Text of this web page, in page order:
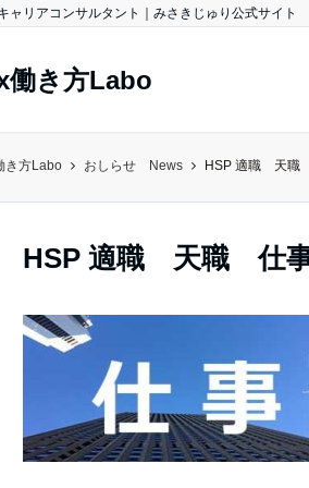
ャリアコンサルタント｜みさきじゅり公式サイト
働き方Labo
き方Labo おしらせ News HSP 適職 天職
HSP 適職 天職 仕